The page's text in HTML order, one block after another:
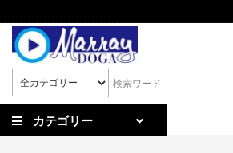
カテゴリー